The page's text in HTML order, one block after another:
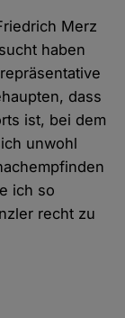
Merz
haben
dass
ist, bei dem
unwohl
ich so
recht zu